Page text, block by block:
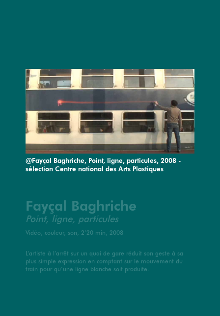
@Fayçal Baghriche, Point, ligne, particules, 2008 -
sélection Centre national des Arts Plastiques
Fayçal Baghriche
Point, ligne, particules
Vidéo, couleur, son, 2’20 min, 2008
L’artiste à l’arrêt sur un quai de gare réduit son geste à sa
plus simple expression en comptant sur le mouvement du
train pour qu’une ligne blanche soit produite.